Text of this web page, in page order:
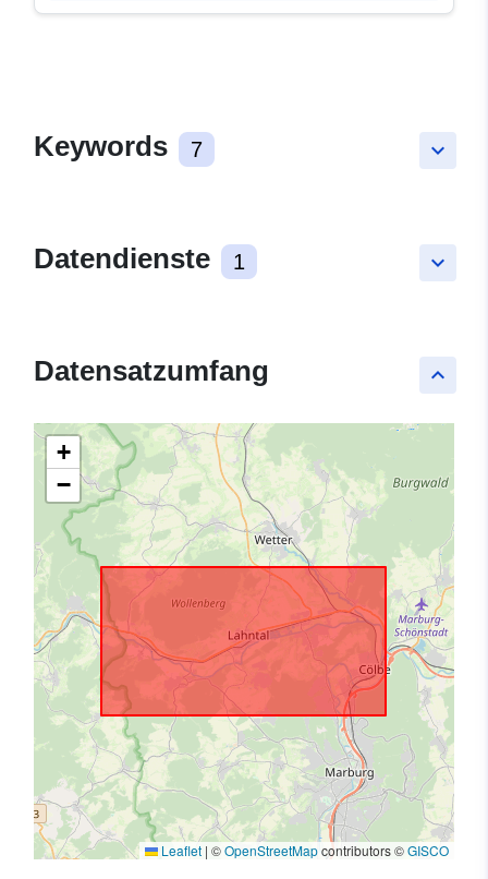
keyboard_arrow_down
Keywords 7
keyboard_arrow_down
Datendienste 1
keyboard_arrow_up
Datensatzumfang
+
−
Leaflet | ©OpenStreetMapcontributors ©GISCO